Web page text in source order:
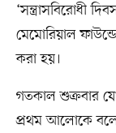
‘সন্ত্রাসবিরোধী
মেমোরিয়াল
করা হয়।
গতকাল শুক্রবার
প্রথম আলোকে